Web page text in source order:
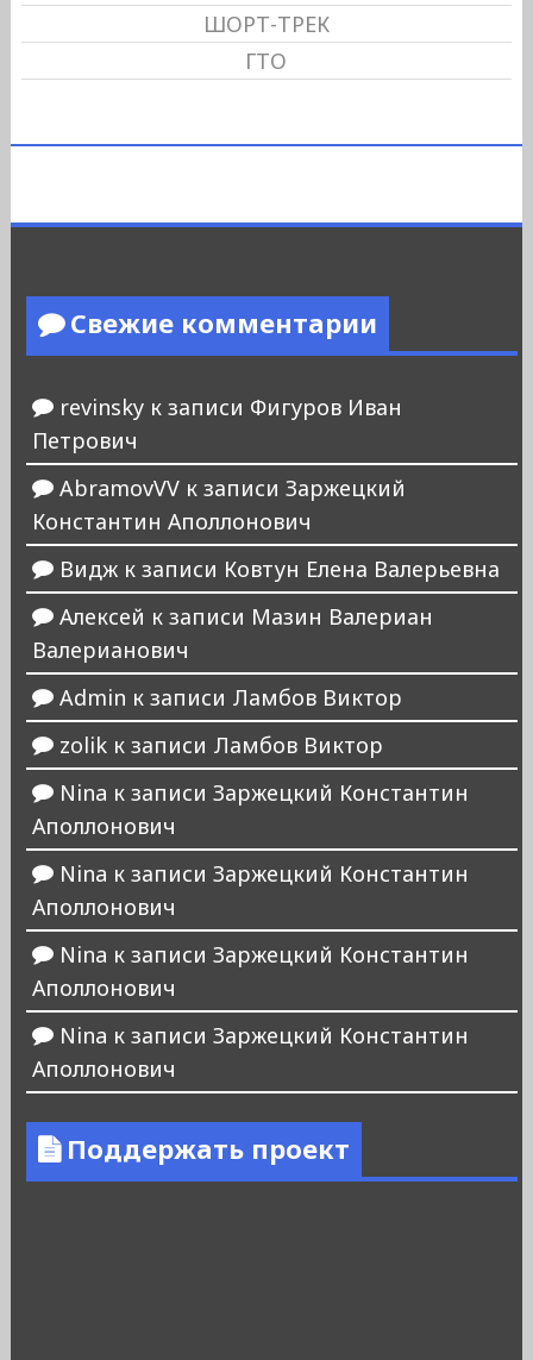
ШОРТ-ТРЕК
ГТО
Свежие комментарии
revinskyк записи Фигуров Иван
Петрович
AbramovVVк записи Заржецкий
Константин Аполлонович
Виджк записи Ковтун Елена Валерьевна
Алексей к записи Мазин Валериан
Валерианович
Admin к записи Ламбов Виктор
zolikк записи Ламбов Виктор
Nina к записи Заржецкий Константин
Аполлонович
Nina к записи Заржецкий Константин
Аполлонович
Nina к записи Заржецкий Константин
Аполлонович
Nina к записи Заржецкий Константин
Аполлонович
Поддержать проект